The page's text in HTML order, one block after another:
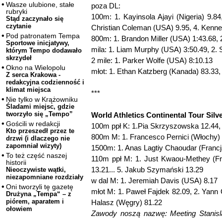
Wasze ulubione, stałe
rubryki
Stąd zaczynało się
czytanie
Pod patronatem Tempa
Sportowe inicjatywy,
którym Tempo dodawało
skrzydeł
Okno na Wielopolu
Z serca Krakowa -
redakcyjna codzienność i
klimat miejsca
Nie tylko w Krążowniku
Śladami miejsc, gdzie
tworzyło się „Tempo”
Gościli w redakcji
Kto przeszedł przez te
drzwi (i dlaczego nie
zapomniał wizyty)
To też część naszej
historii
Nieoczywiste wątki,
niezapomniane rozdziały
Oni tworzyli tę gazetę
Drużyna „Tempa“ – z
piórem, aparatem i
ołowiem
poza DL:
100m: 1. Kayinsola Ajayi (Nigeria)
Christian Coleman (USA) 9.95, 4.
800m: 1. Brandon Miller (USA)
mila: 1. Liam Murphy (USA) 3:50.49, 2.
2 mile: 1. Parker Wolfe (USA) 8:10.13
młot: 1. Ethan Katzberg (Kanada)
***
World Athletics Continental Tour
100m ppł K: 1.Pia Skrzyszowska
800m M: 1. Francesco Pernici (Włochy)
1500m: 1. Anas Lagtiy Chaoudar
110m ppł M: 1. Just Kwaou-Methey
13.21... 5. Jakub Szymański 13.29
w dal M: 1. Jeremiah Davis (USA) 8.17
młot M: 1. Paweł Fajdek 82.09, 2.
Halasz (Węgry) 81.22
Zawody noszą nazwę: Meeting